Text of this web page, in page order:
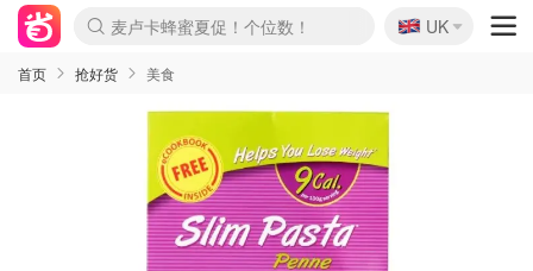
麦卢卡蜂蜜夏促！个位数！
Prada/Miu 4.8折！
啥？必胜客披萨5折！
🇬🇧
UK
首页 抢好货 美食